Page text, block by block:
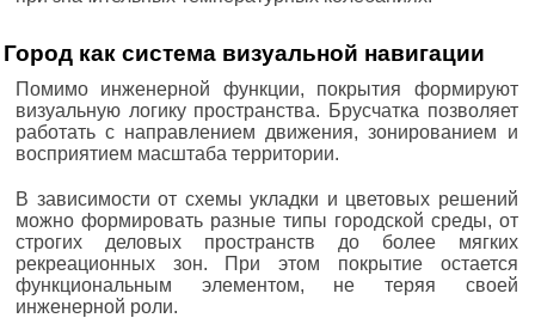
Город как система визуальной навигации
Помимо инженерной функции, покрытия формируют
визуальную логику пространства. Брусчатка позволяет
работать с направлением движения, зонированием и
восприятием масштаба территории.
В зависимости от схемы укладки и цветовых решений
можно формировать разные типы городской среды, от
строгих деловых пространств до более мягких
рекреационных зон. При этом покрытие остается
функциональным элементом, не теряя своей
инженерной роли.